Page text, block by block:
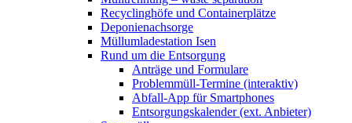
Recyclinghöfe und Containerplätze
Deponienachsorge
Müllumladestation Isen
Rund um die Entsorgung
Anträge und Formulare
Problemmüll-Termine (interaktiv)
Abfall-App für Smartphones
Entsorgungskalender (ext. Anbieter)